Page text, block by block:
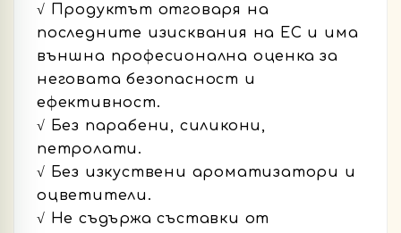
√ Продуктът отговаря на
последните изисквания на ЕС и има
външна професионална оценка за
неговата безопасност и
ефективност.
√ Без парабени, силикони,
петролати.
√ Без изкуствени ароматизатори и
оцветители.
√ Не съдържа съставки от